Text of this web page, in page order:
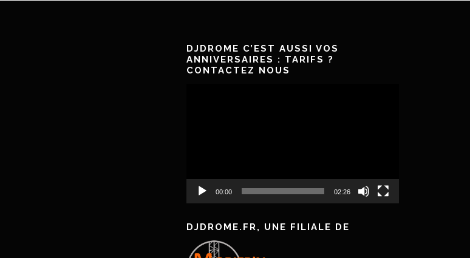
DJDROME C’EST AUSSI VOS
ANNIVERSAIRES : TARIFS ?
CONTACTEZ NOUS
00:00 02:26
DJDROME.FR, UNE FILIALE DE